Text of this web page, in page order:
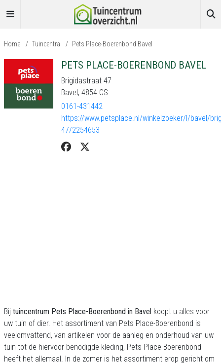
Home / Tuincentra / Pets Place-Boerenbond Bavel
PETS PLACE-BOERENBOND BAVEL
Brigidastraat 47
Bavel, 4854 CS
0161-431442
https://www.petsplace.nl/winkelzoeker/l/bavel/
47/2254653
Bij tuincentrum Pets Place-Boerenbond in Bavel koopt u alles voor
uw tuin of dier. Het assortiment van Pets Place-Boerenbond is
veelomvattend, van artikelen voor de aanleg en onderhoud van uw
tuin tot de hiervoor benodigde kleding, Pets Place-Boerenbond
heeft het allemaal. In de zomer is het assortiment erop gericht om